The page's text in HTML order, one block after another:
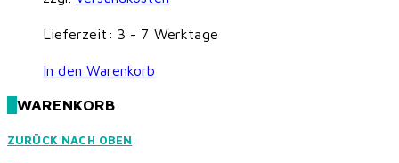
Lieferzeit: 3 - 7 Werktage
In den Warenkorb
WARENKORB
ZURÜCK NACH OBEN